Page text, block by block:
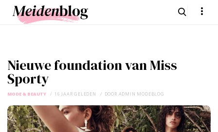
Nieuwe foundation van Miss
Sporty
MODE & BEAUTY 16 JAAR GELEDEN DOOR ADMIN MODEBLOG